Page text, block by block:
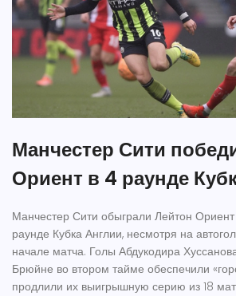
Манчестер Сити
Ориент в 4 раунде
Манчестер Сити обыграли Лейтон
раунде Кубка Англии, несмотря на
начале матча. Голы Абдукодира
Брюйне во втором тайме обеспечили
продлили их выигрышную серию из 18